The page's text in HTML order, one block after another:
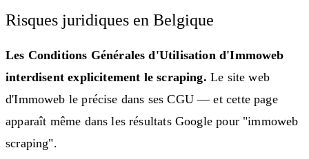
Risques juridiques en Belgique
Les Conditions Générales d'Utilisation d'Immoweb
interdisent explicitement le scraping. Le site web
d'Immoweb le précise dans ses CGU — et cette page
apparaît même dans les résultats Google pour "immoweb
scraping".